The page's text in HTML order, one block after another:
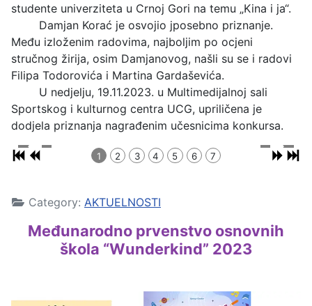
studente univerziteta u Crnoj Gori na temu „Kina i ja“.
Damjan Korać je osvojio jposebno priznanje.
Među izloženim radovima, najboljim po ocjeni
stručnog žirija, osim Damjanovog, našli su se i radovi
Filipa Todorovića i Martina Gardaševića.
U nedjelju, 19.11.2023. u Multimedijalnoj sali
Sportskog i kulturnog centra UCG, upriličena je
dodjela priznanja nagrađenim učesnicima konkursa.
1 2 3 4 5 6 7
Category: AKTUELNOSTI
Međunarodno prvenstvo osnovnih
škola “Wunderkind” 2023